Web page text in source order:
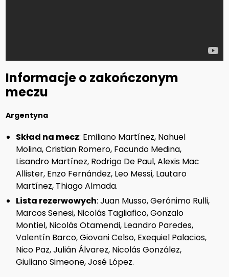
Informacje o zakończonym
meczu
Argentyna
Skład na mecz: Emiliano Martínez, Nahuel
Molina, Cristian Romero, Facundo Medina,
Lisandro Martínez, Rodrigo De Paul, Alexis Mac
Allister, Enzo Fernández, Leo Messi, Lautaro
Martínez, Thiago Almada.
Lista rezerwowych: Juan Musso, Gerónimo Rulli,
Marcos Senesi, Nicolás Tagliafico, Gonzalo
Montiel, Nicolás Otamendi, Leandro Paredes,
Valentín Barco, Giovani Celso, Exequiel Palacios,
Nico Paz, Julián Álvarez, Nicolás González,
Giuliano Simeone, José López.